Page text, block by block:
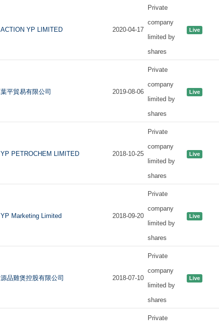
ACTION YP LIMITED 2020-04-17
Private
company
limited by
shares
Live
葉平貿易有限公司 2019-08-06
Private
company
limited by
shares
Live
YP PETROCHEM LIMITED 2018-10-25
Private
company
limited by
shares
Live
YP Marketing Limited 2018-09-20
Private
company
limited by
shares
Live
源品雞煲控股有限公司 2018-07-10
Private
company
limited by
shares
Live
Private